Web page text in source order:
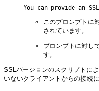
このプロンプトに
されています。
プロンプトに対し
す。
SSLバージョンのスクリプトに
いないクライアントからの接続